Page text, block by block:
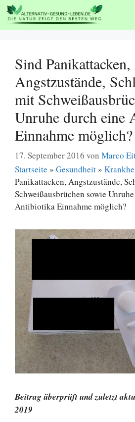
Zum
Inhalt
springen
Sind Panikattacken,
Angstzustände,
mit
Unruhe durch eine
Einnahme möglich?
17. September 2016 von Marco
Startseite » Gesundheit »
Panikattacken, Angstzustände,
Schweißausbrüchen sowie
Antibiotika Einnahme möglich?
Beitrag überprüft und zuletzt
2019